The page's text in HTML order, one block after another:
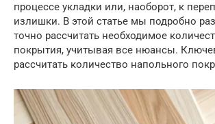
процессе укладки или, наоборот, к
излишки. В этой статье мы подробно
точно рассчитать необходимое
покрытия, учитывая все нюансы.
рассчитать количество напольного